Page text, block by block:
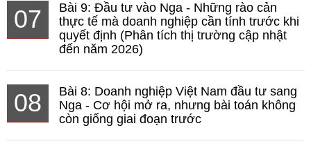
07
Bài 9: Đầu tư vào Nga - Những rào cản
thực tế mà doanh nghiệp cần tính trước khi
quyết định (Phân tích thị trường cập nhật
đến năm 2026)
08
Bài 8: Doanh nghiệp Việt Nam đầu tư sang
Nga - Cơ hội mở ra, nhưng bài toán không
còn giống giai đoạn trước